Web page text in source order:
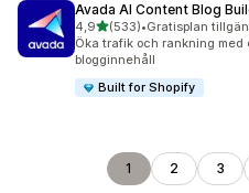
Avada AI Content Blog
4,9av 5 stjärnor
(533)
533 recensioner totalt
•Gratisplan
Öka trafik och rankning
blogginnehåll
Built for Shopify
1 2 3